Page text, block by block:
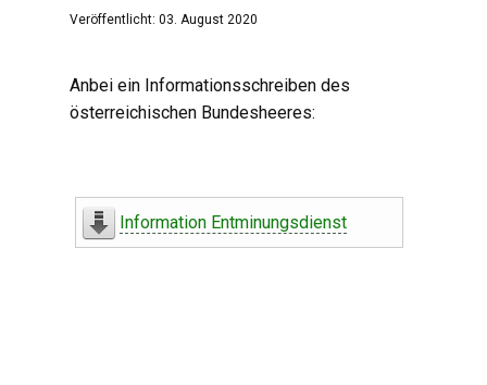
Veröffentlicht: 03. August 2020
Anbei ein Informationsschreiben des
österreichischen Bundesheeres:
Information Entminungsdienst